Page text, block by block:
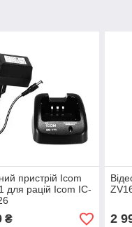
пристрій Icom
для рацій Icom IC-
₴ 2